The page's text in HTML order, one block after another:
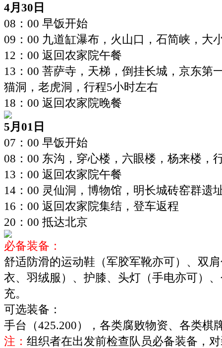
4月30日
08：00 早饭开始
09：00 九道缸瀑布，火山口，石简峡，大
12：00 返回农家院午餐
13：00 菩萨寺，天梯，倒挂长城，京东第
猫洞，老虎洞，行程5小时左右
18：00 返回农家院晚餐
5月01日
07：00 早饭开始
08：00 东沟，穿心楼，六眼楼，杨来楼，
13：00 返回农家院午餐
14：00 灵仙洞，博物馆，明长城砖窑群遗
16：00 返回农家院集结，登车返程
20：00 抵达北京
必备装备：
舒适防滑的运动鞋（军胶军靴亦可）、双
衣、羽绒服）、护膝、头灯（手电亦可）
充。
可选装备：
手台（425.200）， 各类腐败物资、各类棋
注： 组织者在出发前检查队员必备装备，